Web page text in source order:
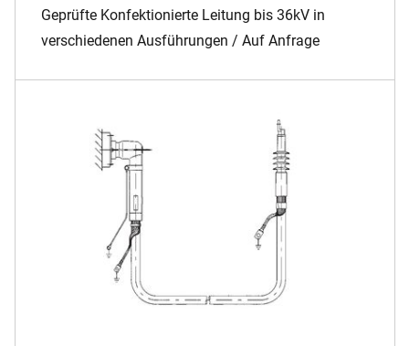
Geprüfte Konfektionierte Leitung bis 36kV in
verschiedenen Ausführungen / Auf Anfrage